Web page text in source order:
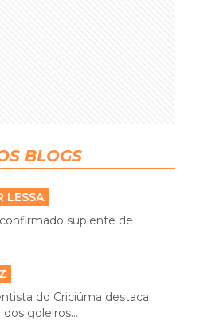
BLOGS
LESSA
suplente de
do Criciúma destaca
goleiros...